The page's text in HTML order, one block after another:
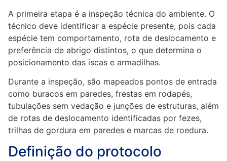
A primeira etapa é a inspeção técnica do ambiente. O
técnico deve identificar a espécie presente, pois cada
espécie tem comportamento, rota de deslocamento e
preferência de abrigo distintos, o que determina o
posicionamento das iscas e armadilhas.
Durante a inspeção, são mapeados pontos de entrada
como buracos em paredes, frestas em rodapés,
tubulações sem vedação e junções de estruturas, além
de rotas de deslocamento identificadas por fezes,
trilhas de gordura em paredes e marcas de roedura.
Definição do protocolo